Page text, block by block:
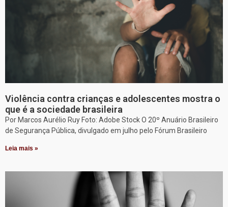
Violência contra crianças e adolescentes mostra o
que é a sociedade brasileira
Por Marcos Aurélio Ruy Foto: Adobe Stock O 20º Anuário Brasileiro
de Segurança Pública, divulgado em julho pelo Fórum Brasileiro
Leia mais »